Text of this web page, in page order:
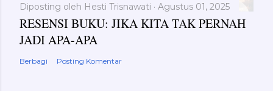
Diposting oleh Hesti Trisnawati Agustus 01, 2025
RESENSI BUKU: JIKA KITA TAK PERNAH
JADI APA-APA
Berbagi Posting Komentar